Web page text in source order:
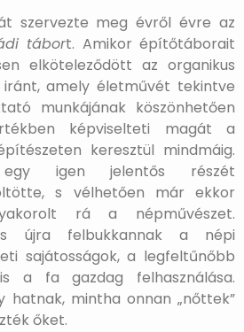
szervezte meg évről évre az
tábort. Amikor építőtáborait
elköteleződött az organikus
amely életművét tekintve
munkájának köszönhetően
képviselteti magát a
keresztül mindmáig.
egy igen jelentős részét
s vélhetően már ekkor
rá a népművészet.
újra felbukkannak a népi
sajátosságok, a legfeltűnőbb
a fa gazdag felhasználása.
hatnak, mintha onnan „nőttek”
őket.